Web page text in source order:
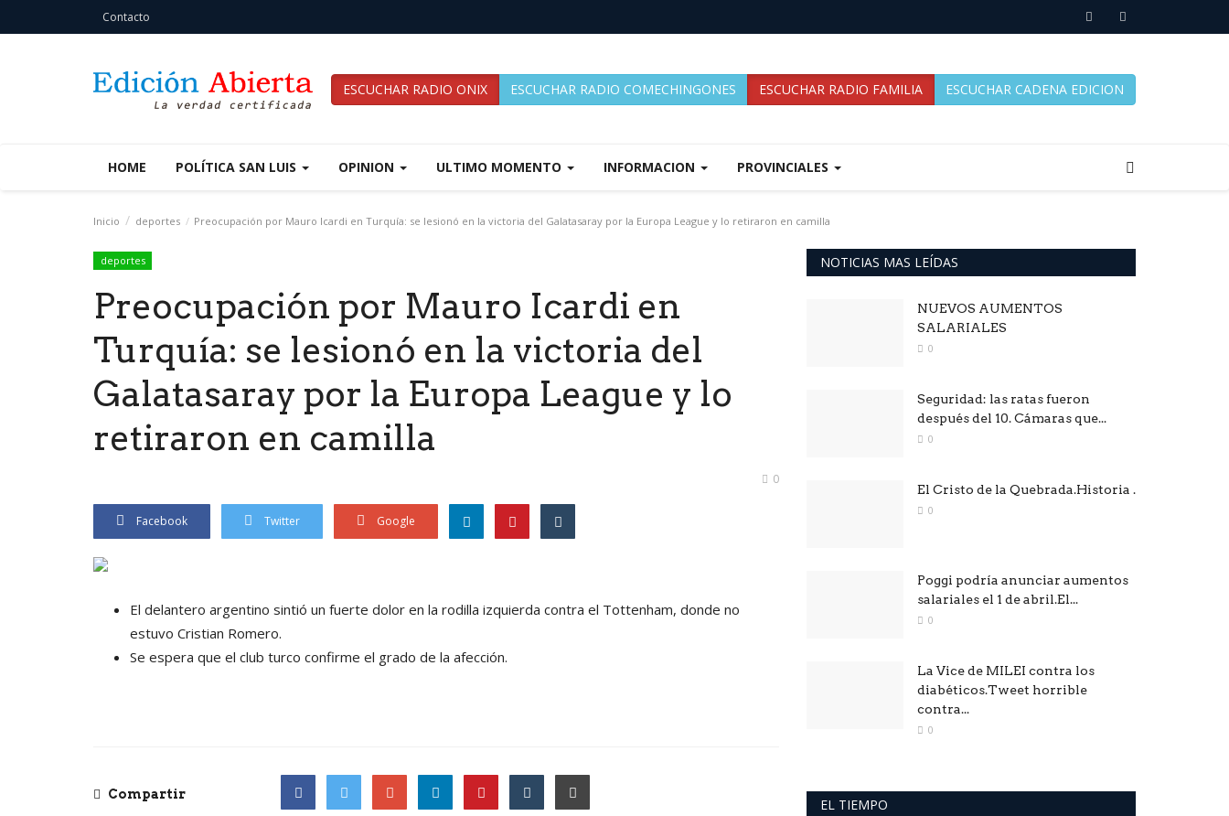
Contacto
ESCUCHAR RADIO ONIX ESCUCHAR RADIO COMECHINGONES ESCUCHAR RADIO FAMILIA ESCUCHAR CADENA EDICION
HOME POLÍTICA SAN LUIS OPINION ULTIMO MOMENTO INFORMACION PROVINCIALES
Inicio deportes Preocupación por Mauro Icardi en Turquía: se lesionó en la victoria del Galatasaray por la Europa League y lo retiraron en camilla
deportes
Preocupación por Mauro Icardi en
Turquía: se lesionó en la victoria del
Galatasaray por la Europa League y lo
retiraron en camilla
0
Facebook Twitter Google
El delantero argentino sintió un fuerte dolor en la rodilla izquierda contra el Tottenham, donde no
estuvo Cristian Romero.
Se espera que el club turco confirme el grado de la afección.
Compartir
NOTICIAS MAS LEÍDAS
NUEVOS AUMENTOS
SALARIALES
0
Seguridad: las ratas fueron
después del 10. Cámaras que...
0
El Cristo de la Quebrada.Historia .
0
Poggi podría anunciar aumentos
salariales el 1 de abril.El...
0
La Vice de MILEI contra los
diabéticos.Tweet horrible
contra...
0
EL TIEMPO